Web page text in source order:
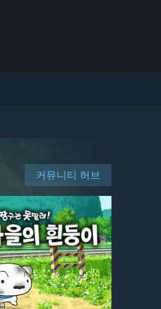
커뮤니티 허브